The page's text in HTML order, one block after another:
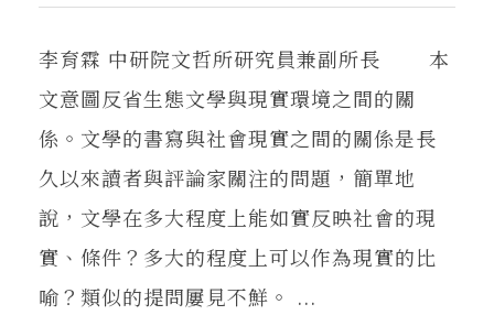
李育霖 中研院文哲所研究員兼副所長 本
文意圖反省生態文學與現實環境之間的關
係。文學的書寫與社會現實之間的關係是長
久以來讀者與評論家關注的問題，簡單地
說，文學在多大程度上能如實反映社會的現
實、條件？多大的程度上可以作為現實的比
喻？類似的提問屢見不鮮。 ...